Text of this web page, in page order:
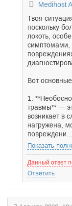
Medihost
Твоя
поскольку
локоть,
симптомами,
Вот
1.
травмы** —
возникает в
нагружена,
повреждени...
Показать
Данный ответ
Ответить